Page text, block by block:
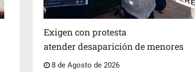
Exigen con protesta
atender desaparición de menores
8 de Agosto de 2026